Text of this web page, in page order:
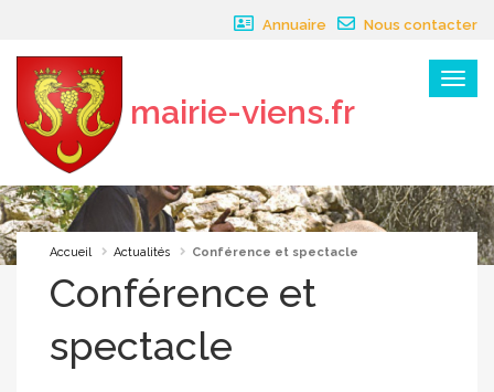
Annuaire Nous contacter
Menu
mairie-viens.fr
×
Accueil Actualités Conférence et spectacle
Conférence et
spectacle
Panneau de gestion des cookies